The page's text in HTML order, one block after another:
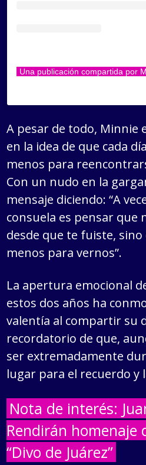
A pesar de todo, Minnie
en la idea de que cada
menos para
Con un nudo en la
mensaje diciendo: “A
consuela es pensar que
desde que te fuiste,
menos para vernos”.
La apertura emocional
estos dos años ha
valentía al compartir su
recordatorio de que,
ser extremadamente
lugar para el recuerdo y
Nota de interés:
Rendirán homenaje
“Divo de Juárez”